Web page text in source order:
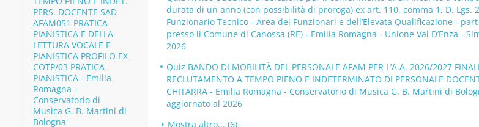
PERS. DOCENTE SAD
AFAM051 PRATICA
PIANISTICA E DELLA
LETTURA VOCALE E
PIANISTICA PROFILO EX
COTP/03 PRATICA
PIANISTICA - Emilia
Romagna -
Conservatorio di
Musica G. B. Martini di
Bologna
durata di un anno (con possibilità di proroga) ex art. 110, comma 1, D. Lgs.
Funzionario Tecnico - Area dei Funzionari e dell’Elevata Qualificazione -
presso il Comune di Canossa (RE) - Emilia Romagna - Unione Val D’Enza -
2026
Quiz BANDO DI MOBILITÀ DEL PERSONALE AFAM PER L’A.A. 2026/2027
RECLUTAMENTO A TEMPO PIENO E INDETERMINATO DI PERSONALE
CHITARRA - Emilia Romagna - Conservatorio di Musica G. B. Martini di
aggiornato al 2026
Mostra altro... (6)